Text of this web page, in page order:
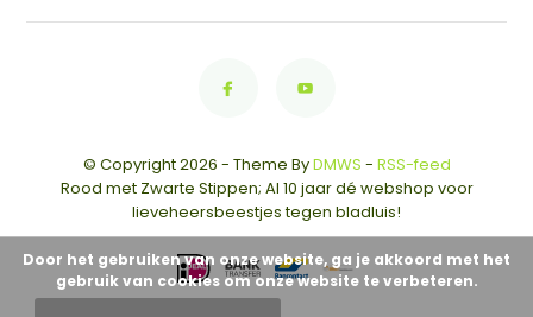
© Copyright 2026 - Theme ByDMWS - RSS-feed
Rood met Zwarte Stippen; Al 10 jaar dé webshop voor
lieveheersbeestjes tegen bladluis!
Door het gebruiken van onze website, ga je akkoord met het
gebruik van cookies om onze website te verbeteren.